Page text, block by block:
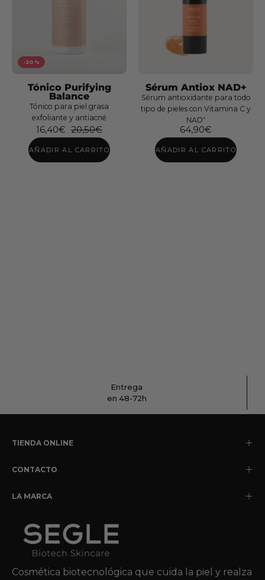
D
Urban
30
Purifying
Balance
-20%
Tónico Purifying
Balance
Tónico para piel grasa
exfoliante y antiacné
16,40€ 20,50€
AÑADIR AL CARRITO
Sérum Antiox NAD+
Sérum antioxidante para todo
tipo de pieles con Vitamina C y
NAD⁺
64,90€
AÑADIR AL CARRITO
Entrega
en 48-72h
TIENDA ONLINE
CONTACTO
LA MARCA
Cosmética biotecnológica que cuida la piel y realza